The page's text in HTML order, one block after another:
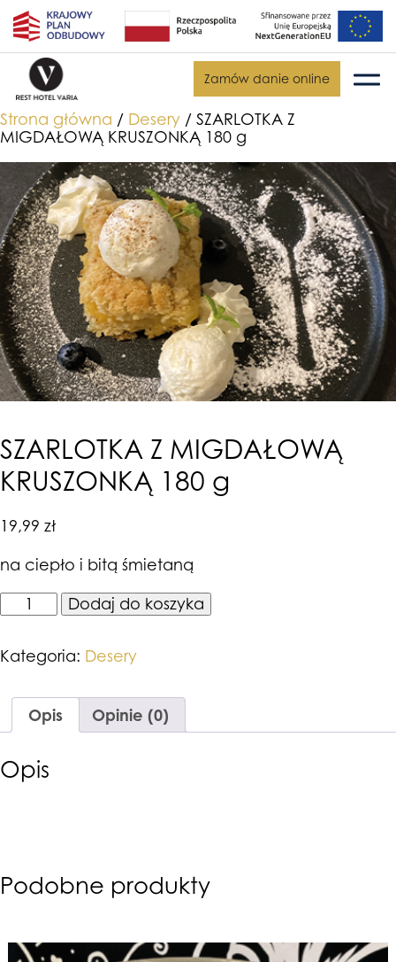
Zamów danie online
Strona główna / Desery / SZARLOTKA Z
MIGDAŁOWĄ KRUSZONKĄ 180 g
SZARLOTKA Z MIGDAŁOWĄ
KRUSZONKĄ 180 g
19,99 zł
na ciepło i bitą śmietaną
ilość
SZARLOTKA
MIGDAŁOWĄ
KRUSZONKĄ
Dodaj do koszyka
Kategoria: Desery
Opis Opinie (0)
Opis
Podobne produkty